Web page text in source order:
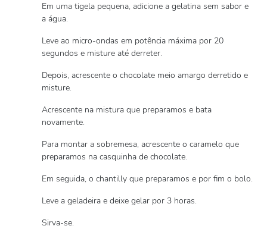
Em uma tigela pequena, adicione a gelatina sem sabor e
a água.
Leve ao micro-ondas em potência máxima por 20
segundos e misture até derreter.
Depois, acrescente o chocolate meio amargo derretido e
misture.
Acrescente na mistura que preparamos e bata
novamente.
Para montar a sobremesa, acrescente o caramelo que
preparamos na casquinha de chocolate.
Em seguida, o chantilly que preparamos e por fim o bolo.
Leve a geladeira e deixe gelar por 3 horas.
Sirva-se.